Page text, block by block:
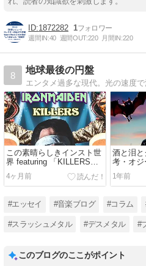
1872282 1
週間IN:40 週間OUT:220 月間IN:220
8
地球最後の円盤
この素晴らしきインスト世
界 featuring 「KILLERS」
by IRON MAIDEN
4ヶ月前
酒と泪
考・オジ
1年前
#エッセイ #音楽ブログ #コラム
#スラッシュメタル #デスメタル #
このブログのここがポイント